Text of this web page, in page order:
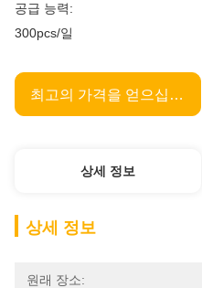
공급 능력:
300pcs/일
최고의 가격을 얻으십시오
상세 정보
상세 정보
원래 장소: